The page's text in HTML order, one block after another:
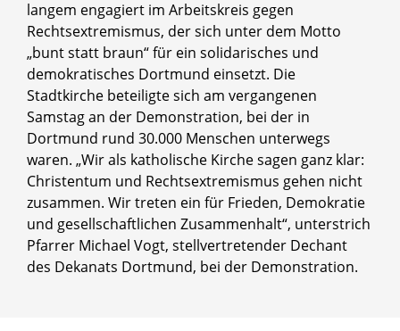
langem engagiert im Arbeitskreis gegen
Rechtsextremismus, der sich unter dem Motto
„bunt statt braun“ für ein solidarisches und
demokratisches Dortmund einsetzt. Die
Stadtkirche beteiligte sich am vergangenen
Samstag an der Demonstration, bei der in
Dortmund rund 30.000 Menschen unterwegs
waren. „Wir als katholische Kirche sagen ganz klar:
Christentum und Rechtsextremismus gehen nicht
zusammen. Wir treten ein für Frieden, Demokratie
und gesellschaftlichen Zusammenhalt“, unterstrich
Pfarrer Michael Vogt, stellvertretender Dechant
des Dekanats Dortmund, bei der Demonstration.